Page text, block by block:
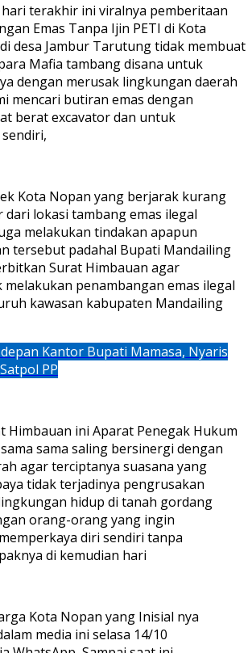
terakhir ini viralnya pemberitaan
Emas Tanpa Ijin PETI di Kota
desa Jambur Tarutung tidak membuat
Mafia tambang disana untuk
dengan merusak lingkungan daerah
mencari butiran emas dengan
berat excavator dan untuk
Kota Nopan yang berjarak kurang
dari lokasi tambang emas ilegal
melakukan tindakan apapun
tersebut padahal Bupati Mandailing
Surat Himbauan agar
penambangan emas ilegal
kawasan kabupaten Mandailing
Kantor Bupati Mamasa, Nyaris
PP
Himbauan ini Aparat Penegak Hukum
sama saling bersinergi dengan
agar terciptanya suasana yang
tidak terjadinya pengrusakan
hidup di tanah gordang
orang-orang yang ingin
diri sendiri tanpa
di kemudian hari
Kota Nopan yang Inisial nya
media ini selasa 14/10